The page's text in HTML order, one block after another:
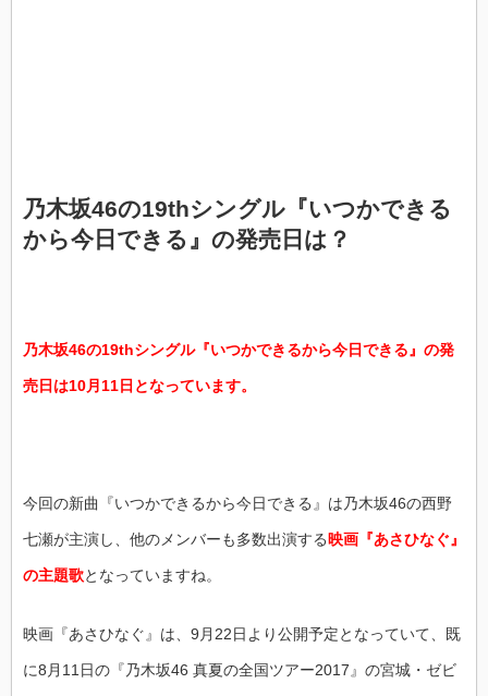
乃木坂46の19thシングル『いつかできる
から今日できる』の発売日は？
乃木坂46の19thシングル『いつかできるから今日できる』の発
売日は10月11日となっています。
今回の新曲『いつかできるから今日できる』は乃木坂46の西野
七瀬が主演し、他のメンバーも多数出演する映画『あさひなぐ』
の主題歌となっていますね。
映画『あさひなぐ』は、9月22日より公開予定となっていて、既
に8月11日の『乃木坂46 真夏の全国ツアー2017』の宮城・ゼビ